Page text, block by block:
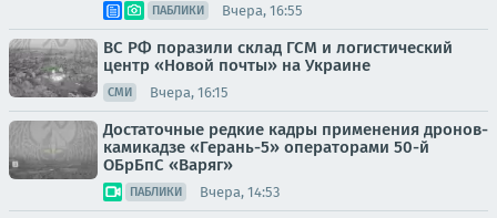
ПАБЛИКИ Вчера, 16:55
ВС РФ поразили склад ГСМ и логистический
центр «Новой почты» на Украине
СМИ Вчера, 16:15
Достаточные редкие кадры применения дронов-
камикадзе «Герань-5» операторами 50-й
ОБрБпС «Варяг»
ПАБЛИКИ Вчера, 14:53